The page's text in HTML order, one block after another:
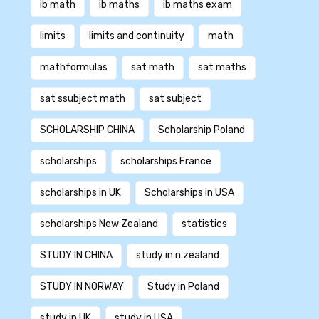
ib math ib maths ib maths exam
limits limits and continuity math
mathformulas sat math sat maths
sat ssubject math sat subject
SCHOLARSHIP CHINA Scholarship Poland
scholarships scholarships France
scholarships in UK Scholarships in USA
scholarships New Zealand statistics
STUDY IN CHINA study in n.zealand
STUDY IN NORWAY Study in Poland